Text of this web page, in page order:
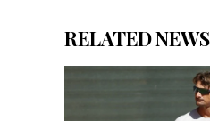
RELATED NEWS